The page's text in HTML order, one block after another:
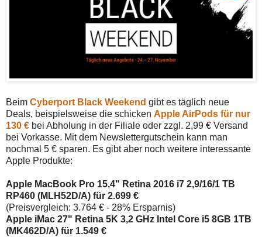
Beim Cyberport Black Weekend gibt es täglich neue
Deals, beispielsweise die schicken Apple AirPods für nur
130 € bei Abholung in der Filiale oder zzgl. 2,99 € Versand
bei Vorkasse. Mit dem Newslettergutschein kann man
nochmal 5 € sparen. Es gibt aber noch weitere interessante
Apple Produkte:
Apple MacBook Pro 15,4" Retina 2016 i7 2,9/16/1 TB
RP460 (MLH52D/A) für 2.699 €
(Preisvergleich: 3.764 € - 28% Ersparnis)
Apple iMac 27" Retina 5K 3,2 GHz Intel Core i5 8GB 1TB
(MK462D/A) für 1.549 €